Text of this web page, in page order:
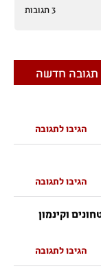
3 תגובות
תגובה חדשה
הגיבו לתגובה
הגיבו לתגובה
וקינמון
הגיבו לתגובה